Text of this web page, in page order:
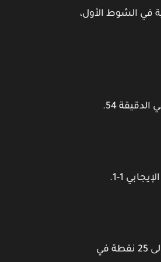
في الشوط الأول،
54.
1-1.
وبهذا التعادل، رفع الاتفاق رصيده إلى 23 نقطة في المركز السابع، بينما رفع الاتحاد رصيده إلى 25 نقطة في